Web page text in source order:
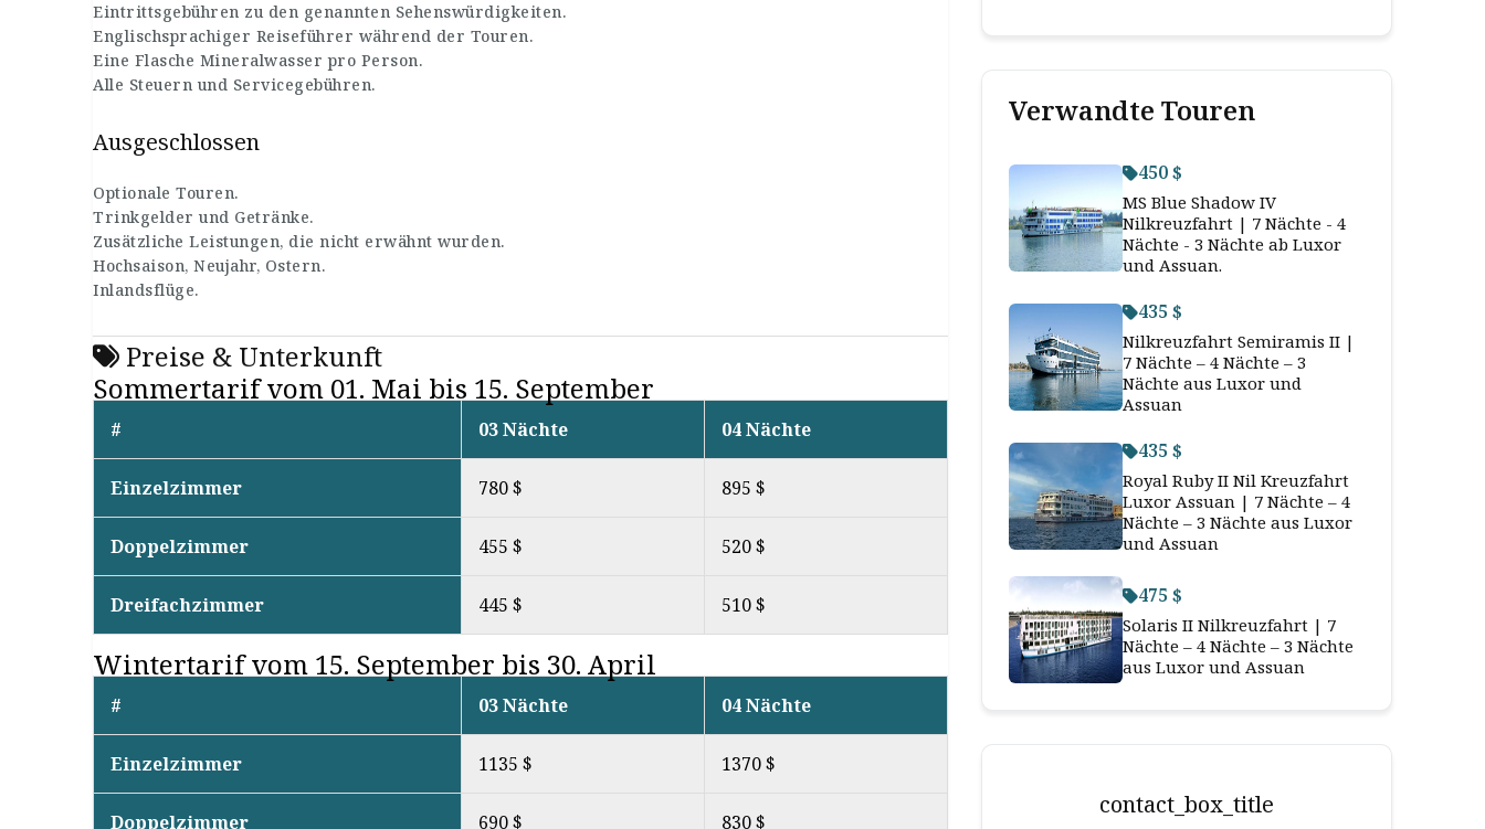
Eintrittsgebühren zu den genannten Sehenswürdigkeiten.
Englischsprachiger Reiseführer während der Touren.
Eine Flasche Mineralwasser pro Person.
Alle Steuern und Servicegebühren.
Ausgeschlossen
Optionale Touren.
Trinkgelder und Getränke.
Zusätzliche Leistungen, die nicht erwähnt wurden.
Hochsaison, Neujahr, Ostern.
Inlandsflüge.
Preise & Unterkunft
Sommertarif vom 01. Mai bis 15. September
# 03 Nächte 04 Nächte
Einzelzimmer 780 $ 895 $
Doppelzimmer 455 $ 520 $
Dreifachzimmer 445 $ 510 $
Wintertarif vom 15. September bis 30. April
# 03 Nächte 04 Nächte
Einzelzimmer 1135 $ 1370 $
Doppelzimmer 690 $ 830 $
Verwandte Touren
450 $
MS Blue Shadow IV
Nilkreuzfahrt | 7 Nächte - 4
Nächte - 3 Nächte ab Luxor
und Assuan.
435 $
Nilkreuzfahrt Semiramis II |
7 Nächte – 4 Nächte – 3
Nächte aus Luxor und
Assuan
435 $
Royal Ruby II Nil Kreuzfahrt
Luxor Assuan | 7 Nächte – 4
Nächte – 3 Nächte aus Luxor
und Assuan
475 $
Solaris II Nilkreuzfahrt | 7
Nächte – 4 Nächte – 3 Nächte
aus Luxor und Assuan
contact_box_title